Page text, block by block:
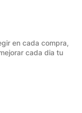
en cada compra,
cada dia tu